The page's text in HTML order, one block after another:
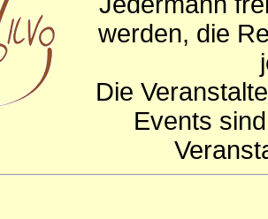
werden, die
Die
Events